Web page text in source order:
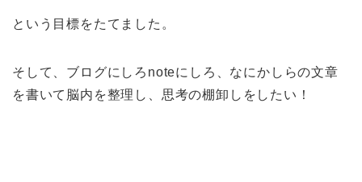
という目標をたてました。
そして、ブログにしろnoteにしろ、なにかしらの文章
を書いて脳内を整理し、思考の棚卸しをしたい！